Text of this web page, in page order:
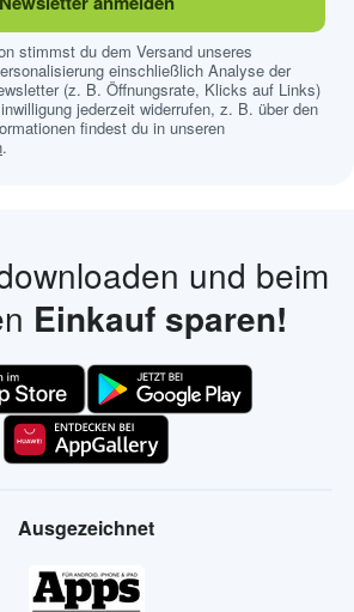
stimmst du dem Versand unseres
einschließlich Analyse der
(z. B. Öffnungsrate, Klicks auf Links)
jederzeit widerrufen, z. B. über den
findest du in unseren
.
und beim
Einkauf sparen!
Ausgezeichnet